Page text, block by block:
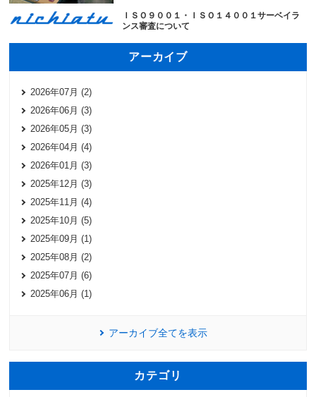
ＩＳＯ９００１・ＩＳＯ１４００１サーベイラ
ンス審査について
アーカイブ
2026年07月 (2)
2026年06月 (3)
2026年05月 (3)
2026年04月 (4)
2026年01月 (3)
2025年12月 (3)
2025年11月 (4)
2025年10月 (5)
2025年09月 (1)
2025年08月 (2)
2025年07月 (6)
2025年06月 (1)
アーカイブ全てを表示
カテゴリ